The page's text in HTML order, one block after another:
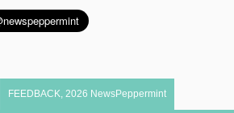
FEEDBACK 2026 NewsPeppermint